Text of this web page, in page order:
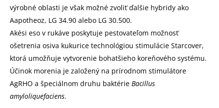
výrobné oblasti je však možné zvoliť ďalšie hybridy ako
Aapotheoz, LG 34.90 alebo LG 30.500.
Akési eso v rukáve poskytuje pestovateľom možnosť
ošetrenia osiva kukurice technológiou stimulácie Starcover,
ktorá umožňuje vytvorenie bohatšieho koreňového systému.
Účinok morenia je založený na prírodnom stimulátore
AgRHO a špeciálnom druhu baktérie Bacillus
amyloliquefaciens.